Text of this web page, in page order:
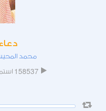
محمد
158537